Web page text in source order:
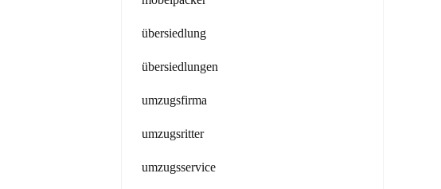
übersiedlung
übersiedlungen
umzugsfirma
umzugsritter
umzugsservice